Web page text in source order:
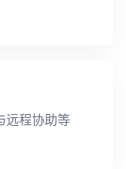
远程协助等